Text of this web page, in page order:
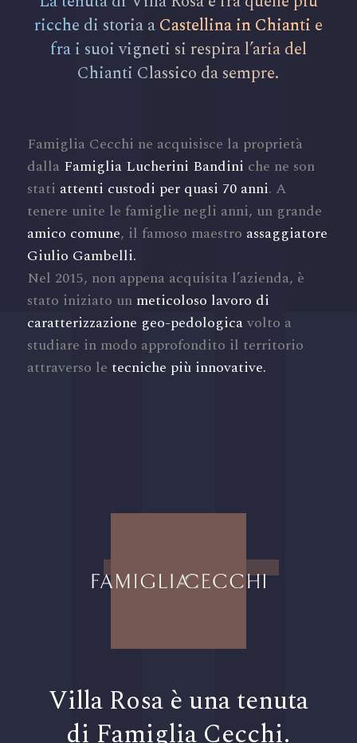
ricche di storia aCastellina in Chianti e
fra i suoi vigneti si respira l’aria del
Chianti Classico da sempre.
Famiglia Cecchi ne acquisisce la proprietà
dalla Famiglia Lucherini Bandini che ne son
stati attenti custodi per quasi 70 anni. A
tenere unite le famiglie negli anni, un grande
amico comune, il famoso maestro assaggiatore
Giulio Gambelli.
Nel 2015, non appena acquisita l’azienda, è
stato iniziato un meticoloso lavoro di
caratterizzazione geo-pedologicavolto a
studiare in modo approfondito il territorio
attraverso le tecniche più innovative.
Villa Rosa è una tenuta
di Famiglia Cecchi.